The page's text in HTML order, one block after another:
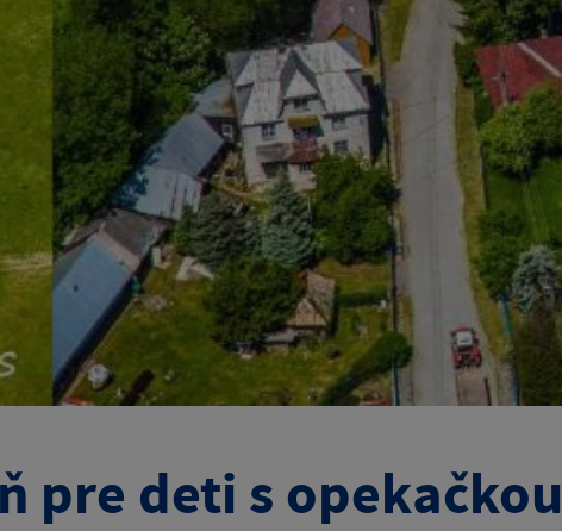
pre deti s opekačkou